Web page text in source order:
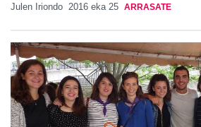
Julen Iriondo 2016 eka 25 ARRASATE